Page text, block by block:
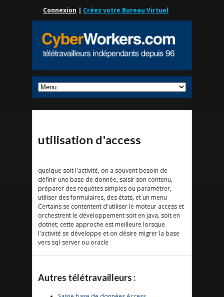
Connexion | Créez votre Bureau Virtuel
utilisation d'access
quelque soit l'activité, on a souvent besoin de
définir une base de donnée, saisir son contenu,
préparer des requètes simples ou paramétrer,
utiliser des formulaires, des états, et un menu
Certains se contentent d'utiliser le moteur access et
orchestrent le développement soit en java, soit en
dotnet; cette approche est meilleure lorsque
l'activité se développe et on désire migrer la base
vers sql-server ou oracle
Autres télétravailleurs :